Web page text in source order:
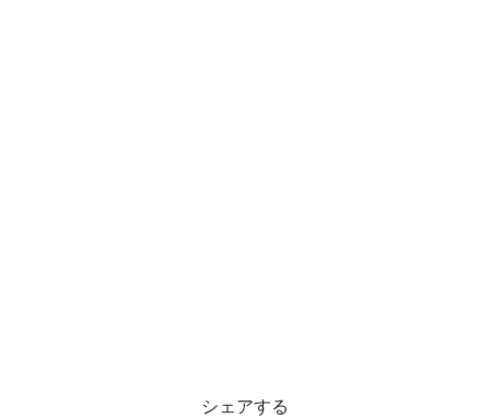
シェアする